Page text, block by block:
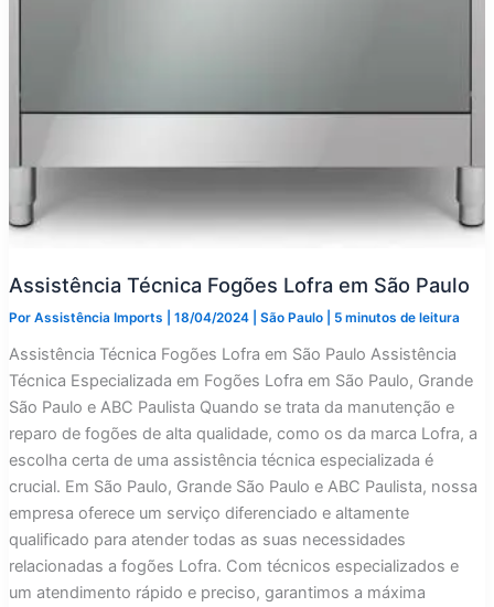
Assistência Técnica Fogões Lofra em São Paulo
Por Assistência Imports 18/04/2024 São Paulo| 5 minutos de leitura
Assistência Técnica Fogões Lofra em São Paulo Assistência
Técnica Especializada em Fogões Lofra em São Paulo, Grande
São Paulo e ABC Paulista Quando se trata da manutenção e
reparo de fogões de alta qualidade, como os da marca Lofra, a
escolha certa de uma assistência técnica especializada é
crucial. Em São Paulo, Grande São Paulo e ABC Paulista, nossa
empresa oferece um serviço diferenciado e altamente
qualificado para atender todas as suas necessidades
relacionadas a fogões Lofra. Com técnicos especializados e
um atendimento rápido e preciso, garantimos a máxima